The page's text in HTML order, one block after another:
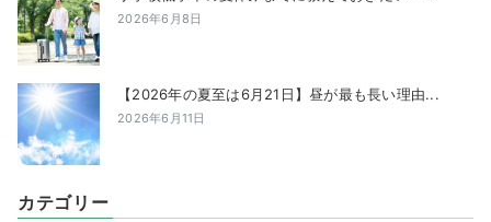
2026年6月8日
【2026年の夏至は6月21日】昼が最も長い理由...
2026年6月11日
カテゴリー